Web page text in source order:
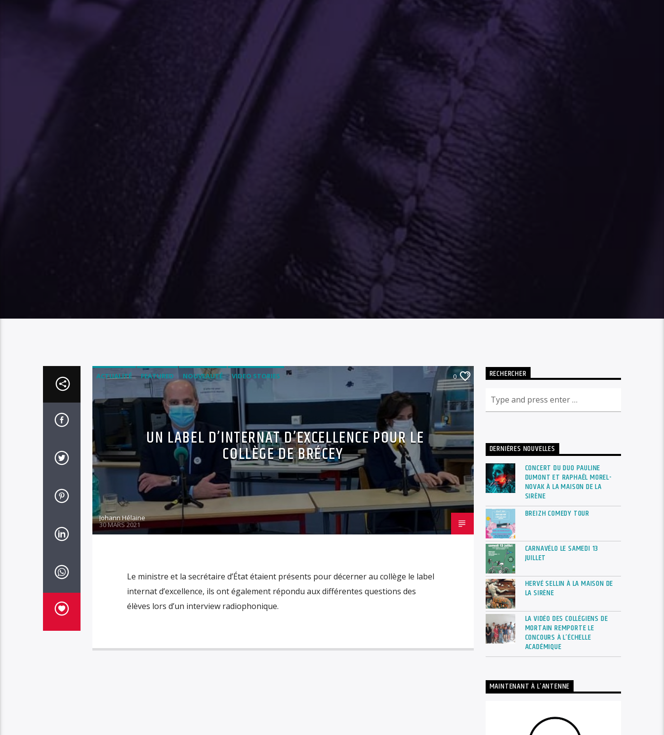
ACTUALITÉ FEATURED NOUVEAUTÉ VIDEO STORIES 0
UN LABEL D’INTERNAT D’EXCELLENCE POUR LE
COLLÈGE DE BRÉCEY
Johann Hélaine
30 MARS 2021
Le ministre et la secrétaire d’État étaient présents pour décerner au collège le label
internat d’excellence, ils ont également répondu aux différentes questions des
élèves lors d’un interview radiophonique.
RECHERCHER
DERNIÈRES NOUVELLES
CONCERT DU DUO PAULINE
DUMONT ET RAPHAËL MOREL-
NOVAK À LA MAISON DE LA
SIRÈNE
BREIZH COMEDY TOUR
CARNAVÉLO LE SAMEDI 13
JUILLET
HERVÉ SELLIN À LA MAISON DE
LA SIRÈNE
LA VIDÉO DES COLLÉGIENS DE
MORTAIN REMPORTE LE
CONCOURS À L’ÉCHELLE
ACADÉMIQUE
MAINTENANT À L’ANTENNE